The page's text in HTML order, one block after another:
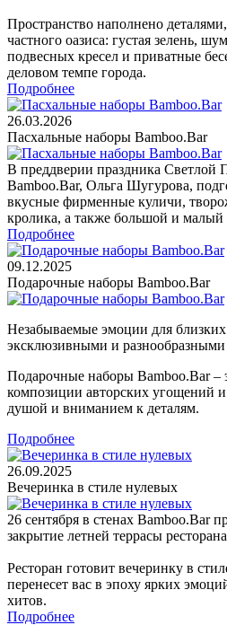
Пространство наполнено
частного оазиса: густая зелень,
подвесных кресел и приватные
деловом темпе города.
Подробнее
26.03.2026
Пасхальные наборы Bamboo.Bar
В преддверии праздника Светлой
Bamboo.Bar, Ольга Шугурова,
вкусные фирменные куличи,
кролика, а также большой и
Подробнее
09.12.2025
Подарочные наборы Bamboo.Bar
Незабываемые эмоции для близких
эксклюзивными и
Подарочные наборы Bamboo.Bar –
композиции авторских угощений
душой и вниманием к деталям.
Подробнее
26.09.2025
Вечеринка в стиле нулевых
26 сентября в стенах Bamboo.Bar
закрытие летней террасы
Ресторан готовит вечеринку в
перенесет вас в эпоху ярких
хитов.
Подробнее